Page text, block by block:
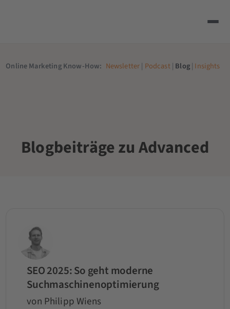
Online Marketing Know-How: Newsletter| Podcast| Blog| Insights
Blogbeiträge zu Advanced
SEO 2025: So geht moderne
Suchmaschinenoptimierung
von Philipp Wiens